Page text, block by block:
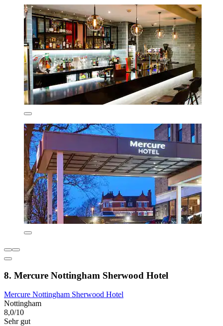
8. Mercure Nottingham Sherwood Hotel
Mercure Nottingham Sherwood Hotel
Nottingham
8,0/10
Sehr gut